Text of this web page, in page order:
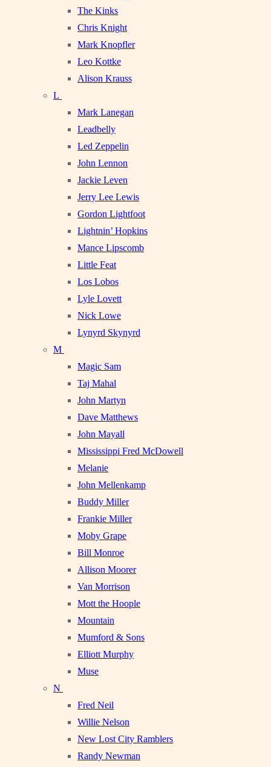
The Kinks
Chris Knight
Mark Knopfler
Leo Kottke
Alison Krauss
L
Mark Lanegan
Leadbelly
Led Zeppelin
John Lennon
Jackie Leven
Jerry Lee Lewis
Gordon Lightfoot
Lightnin’ Hopkins
Mance Lipscomb
Little Feat
Los Lobos
Lyle Lovett
Nick Lowe
Lynyrd Skynyrd
M
Magic Sam
Taj Mahal
John Martyn
Dave Matthews
John Mayall
Mississippi Fred McDowell
Melanie
John Mellenkamp
Buddy Miller
Frankie Miller
Moby Grape
Bill Monroe
Allison Moorer
Van Morrison
Mott the Hoople
Mountain
Mumford & Sons
Elliott Murphy
Muse
N
Fred Neil
Willie Nelson
New Lost City Ramblers
Randy Newman